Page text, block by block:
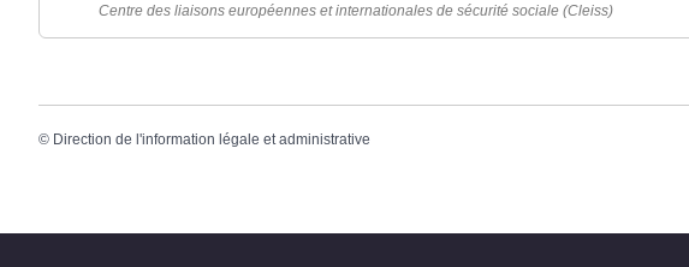
Centre des liaisons européennes et internationales de sécurité sociale (Cleiss)
© Direction de l'information légale et administrative